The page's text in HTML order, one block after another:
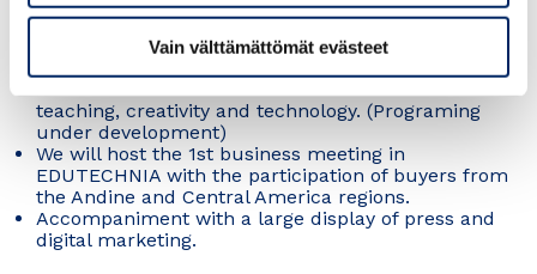
Vain välttämättömät evästeet
management going hand in hand with the teaching
revolution of the XXI century.
teaching, creativity and technology. (Programing
under development)
We will host the 1st business meeting in
EDUTECHNIA with the participation of buyers from
the Andine and Central America regions.
Accompaniment with a large display of press and
digital marketing.